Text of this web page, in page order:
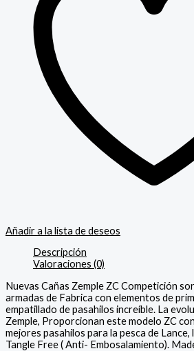
Añadir a la lista de deseos
Descripción
Valoraciones (0)
Nuevas Cañas Zemple ZC Competición
armadas de Fabrica con elementos de
empatillado de pasahilos increíble. La
Zemple, Proporcionan este modelo ZC
mejores pasahilos para la pesca de
Tangle Free ( Anti- Embosalamiento).